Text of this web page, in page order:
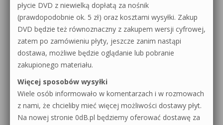
płycie DVD z niewielką dopłatą za nośnik
(prawdopodobnie ok. 5 zł) oraz kosztami wysyłki. Zakup
DVD będzie też równoznaczny z zakupem wersji cyfrowej,
zatem po zamówieniu płyty, jeszcze zanim nastąpi
dostawa, możliwe będzie oglądanie lub pobranie
zakupionego materiału.
Więcej sposobów wysyłki
Wiele osób informowało w komentarzach i w rozmowach
z nami, że chcieliby mieć więcej możliwości dostawy płyt.
Na nowej stronie 0dB.pl będziemy oferować dostawę za